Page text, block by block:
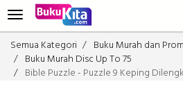
Semua Kategori
Buku Murah dan
Buku Murah Disc Up To 75
Bible Puzzle - Puzzle 9 Keping